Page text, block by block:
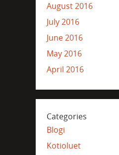
August 2016
July 2016
June 2016
May 2016
April 2016
Categories
Blogi
Kotioluet